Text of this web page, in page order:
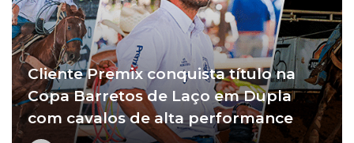
Cliente Premix conquista título na
Copa Barretos de Laço em Dupla
com cavalos de alta performance